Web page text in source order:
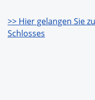
>> Hier gelangen Sie
Schlosses